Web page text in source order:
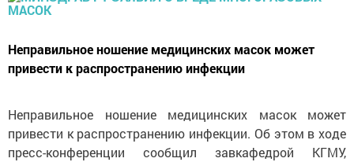
Неправильное ношение медицинских масок может
привести к распространению инфекции
Неправильное ношение медицинских масок может
привести к распространению инфекции. Об этом в ходе
пресс-конференции сообщил завкафедрой КГМУ,